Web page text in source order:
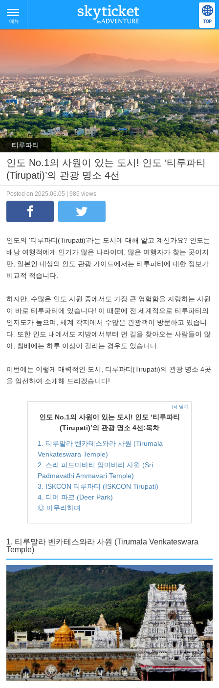
메뉴 TOP
티루파티
인도 No.1의 사원이 있는 도시! 인도 ‘티루파티
(Tirupati)’의 관광 명소 4선
Posted on 2025.06.05 | 985 views
인도의 '티루파티(Tirupati)'라는 도시에 대해 알고 계신가요? 인도는
배낭 여행객에게 인기가 많은 나라이며, 많은 여행자가 찾는 곳이지
만, 일본인 대상의 인도 관광 가이드에서는 티루파티에 대한 정보가
비교적 적습니다.
하지만, 수많은 인도 사원 중에서도 가장 큰 영험함을 자랑하는 사원
이 바로 티루파티에 있습니다! 이 때문에 전 세계적으로 티루파티의
인지도가 높으며, 세계 각지에서 수많은 관광객이 방문하고 있습니
다. 또한 인도 내에서도 지방에서부터 먼 길을 찾아오는 사람들이 많
아, 참배에는 하루 이상이 걸리는 경우도 있습니다.
이번에는 이렇게 매력적인 도시, 티루파티(Tirupati)의 관광 명소 4곳
을 엄선하여 소개해 드리겠습니다!
[x] 닫기
인도 No.1의 사원이 있는 도시! 인도 ‘티루파티
(Tirupati)’의 관광 명소 4선:목차
1. 티루말라 벤카테스와라 사원 (Tirumala
Venkateswara Temple)
2. 스리 파드마바티 암마바리 사원 (Sri
Padmavathi Ammavari Temple)
3. ISKCON 티루파티 (ISKCON Tirupati)
4. 디어 파크 (Deer Park)
◎ 마무리하며
1. 티루말라 벤카테스와라 사원 (Tirumala Venkateswara
Temple)